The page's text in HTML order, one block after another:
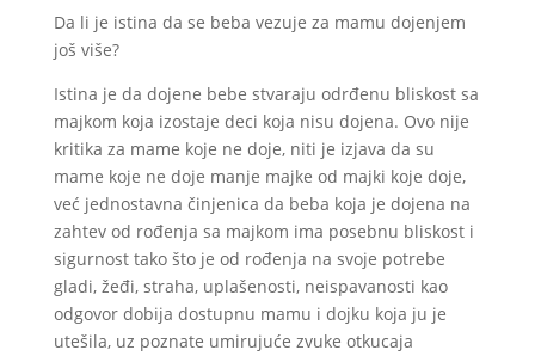
Da li je istina da se beba vezuje za mamu dojenjem
još više?
Istina je da dojene bebe stvaraju odrđenu bliskost sa
majkom koja izostaje deci koja nisu dojena. Ovo nije
kritika za mame koje ne doje, niti je izjava da su
mame koje ne doje manje majke od majki koje doje,
već jednostavna činjenica da beba koja je dojena na
zahtev od rođenja sa majkom ima posebnu bliskost i
sigurnost tako što je od rođenja na svoje potrebe
gladi, žeđi, straha, uplašenosti, neispavanosti kao
odgovor dobija dostupnu mamu i dojku koja ju je
utešila, uz poznate umirujuće zvuke otkucaja